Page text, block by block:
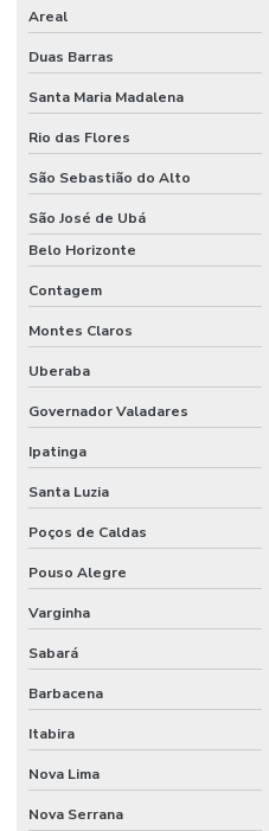
Areal
Duas Barras
Santa Maria Madalena
Rio das Flores
São Sebastião do Alto
São José de Ubá
Belo Horizonte
Contagem
Montes Claros
Uberaba
Governador Valadares
Ipatinga
Santa Luzia
Poços de Caldas
Pouso Alegre
Varginha
Sabará
Barbacena
Itabira
Nova Lima
Nova Serrana